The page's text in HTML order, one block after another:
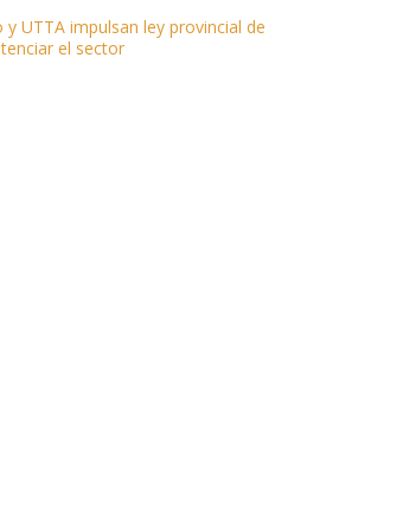
UTTA impulsan ley provincial de
el sector